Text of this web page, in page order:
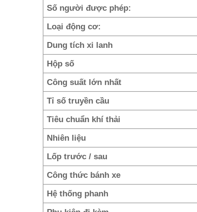
Số người được phép:
Loại động cơ:
Dung tích xi lanh
Hộp số
Công suất lớn nhất
Tỉ số truyền cầu
Tiêu chuẩn khí thải
Nhiên liệu
Lốp trước / sau
Công thức bánh xe
Hệ thống phanh